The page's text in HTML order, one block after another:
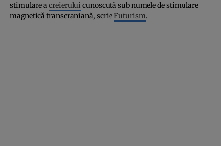
stimulare a creierului cunoscută sub numele de stimulare
magnetică transcraniană, scrieFuturism.